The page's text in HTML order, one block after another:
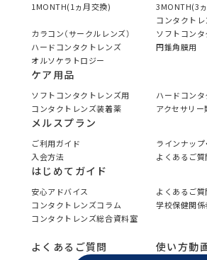
1MONTH(1ヵ月交換)
3MONTH(3
コンタクトレ
カラコン（サークルレンズ）
ソフトコン
ハードコンタクトレンズ
円錐角膜用
オルソケラトロジー
ケア用品
ソフトコンタクトレンズ用
ハードコン
コンタクトレンズ装着薬
アクセサリー
メルスプラン
ご利用ガイド
ラインナップ
入会方法
よくあるご質
はじめてガイド
安心アドバイス
よくあるご質
コンタクトレンズコラム
学校保健関
コンタクトレンズ総合資料室
よくあるご質問 使い方動